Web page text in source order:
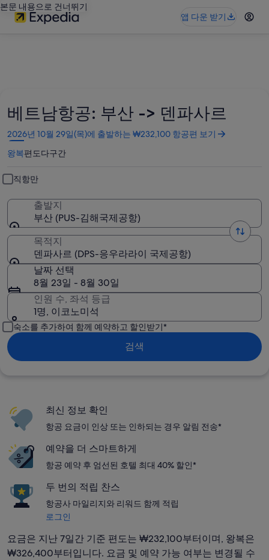
본문 내용으로 건너뛰기
앱 다운 받기
베트남항공: 부산 -> 덴파사르
2026년 10월 29일(목)에 출발하는 ₩232,100 항공편 보기
새
창
에
열
림
왕복편도다구간
직항만
출발지
부산 (PUS-김해국제공항)
목적지
덴파사르 (DPS-응우라라이 국제공항)
날짜 선택
8월 23일 - 8월 30일
인원 수, 좌석 등급
1명, 이코노미석
숙소를 추가하여 함께 예약하고 할인받기*
검색
최신 정보 확인
항공 요금이 인상 또는 인하되는 경우 알림 전송*
예약을 더 스마트하게
항공 예약 후 엄선된 호텔 최대 40% 할인*
두 번의 적립 찬스
항공사 마일리지와 리워드 함께 적립
로그인
요금은 지난 7일간 기준 편도는 ₩232,100부터이며, 왕복은
₩326,400부터입니다. 요금 및 예약 가능 여부는 변경될 수